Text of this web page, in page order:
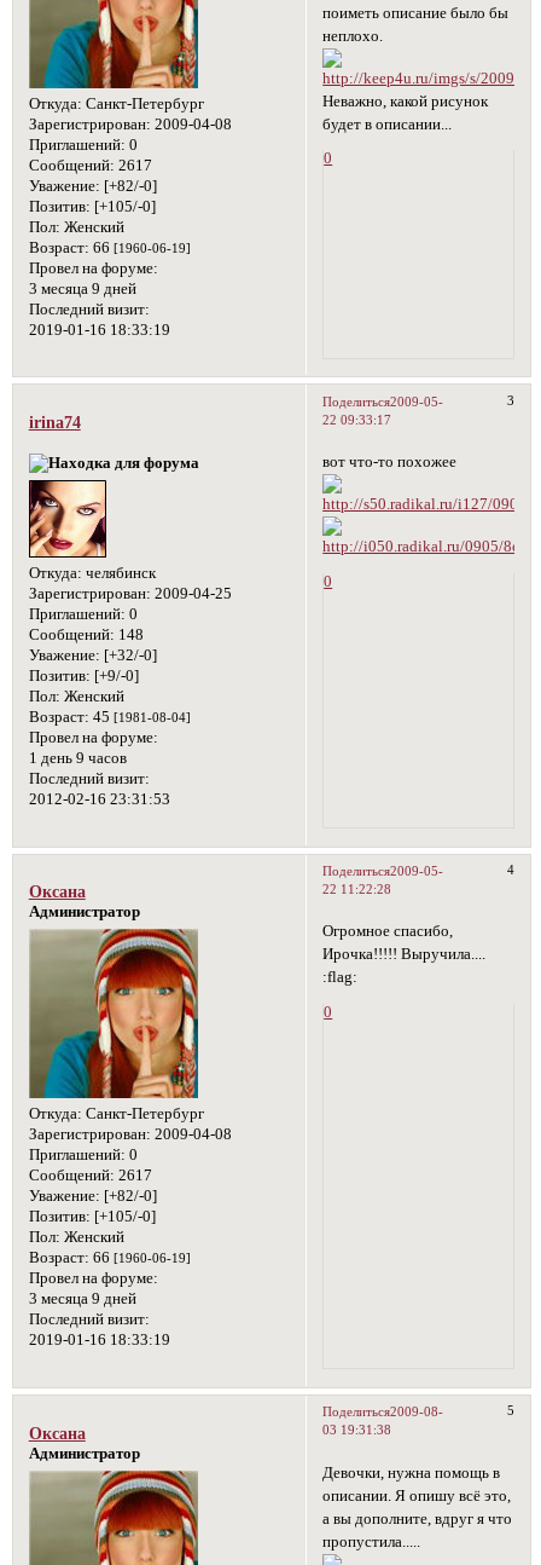
Откуда: Санкт-Петербург
Зарегистрирован: 2009-04-08
Приглашений: 0
Сообщений: 2617
Уважение: [+82/-0]
Позитив: [+105/-0]
Пол: Женский
Возраст: 66 [1960-06-19]
Провел на форуме:
3 месяца 9 дней
Последний визит:
2019-01-16 18:33:19
поиметь описание было бы
неплохо.
Неважно, какой рисунок
будет в описании...
0
Поделиться 3
2009-05-
22 09:33:17
irina74
Откуда: челябинск
Зарегистрирован: 2009-04-25
Приглашений: 0
Сообщений: 148
Уважение: [+32/-0]
Позитив: [+9/-0]
Пол: Женский
Возраст: 45 [1981-08-04]
Провел на форуме:
1 день 9 часов
Последний визит:
2012-02-16 23:31:53
вот что-то похожее
0
Поделиться 4
2009-05-
22 11:22:28
Оксана
Администратор
Откуда: Санкт-Петербург
Зарегистрирован: 2009-04-08
Приглашений: 0
Сообщений: 2617
Уважение: [+82/-0]
Позитив: [+105/-0]
Пол: Женский
Возраст: 66 [1960-06-19]
Провел на форуме:
3 месяца 9 дней
Последний визит:
2019-01-16 18:33:19
Огромное спасибо,
Ирочка!!!!! Выручила....
:flag:
0
Поделиться 5
2009-08-
03 19:31:38
Оксана
Администратор
Девочки, нужна помощь в
описании. Я опишу всё это,
а вы дополните, вдруг я что
пропустила.....